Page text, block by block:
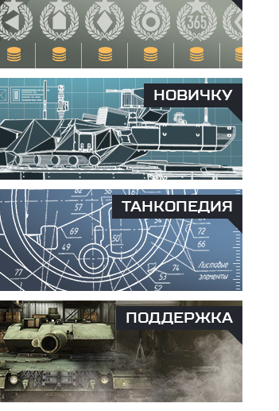
НОВИЧКУ
ТАНКОПЕДИЯ
ПОДДЕРЖКА